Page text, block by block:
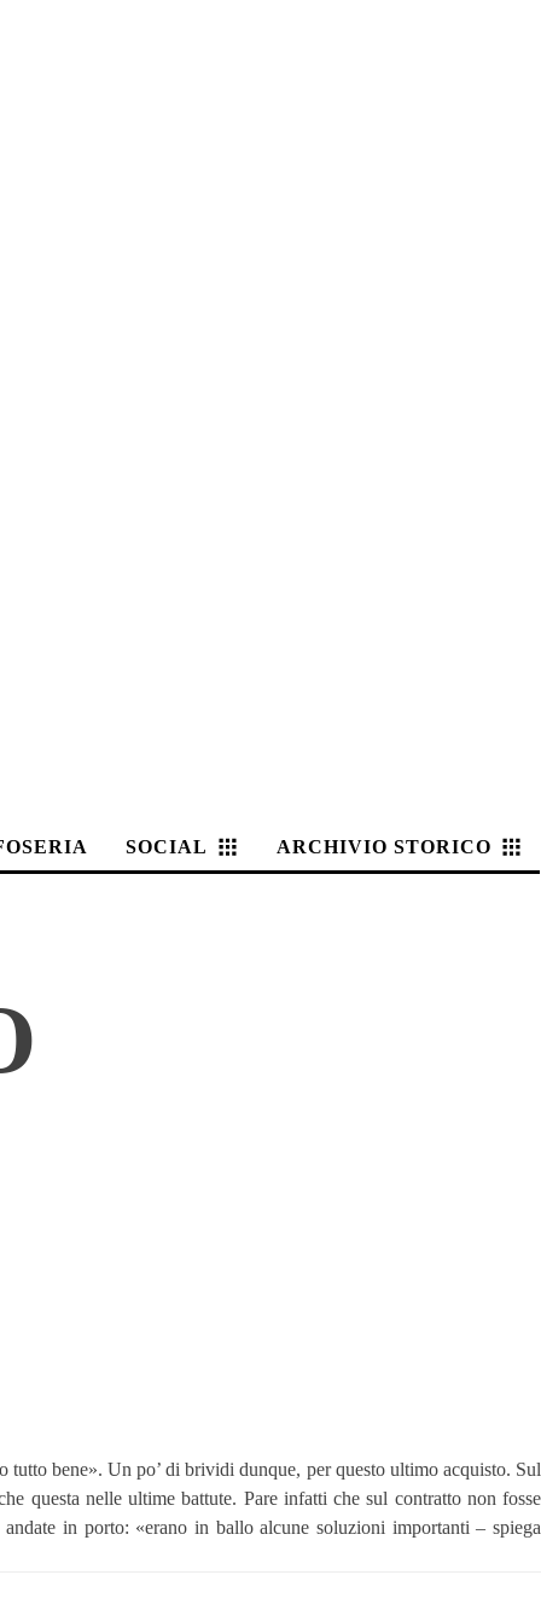
SOCIAL ARCHIVIO STORICO
bene». Un po’ di brividi dunque, per questo ultimo acquisto. Sul
questa nelle ultime battute. Pare infatti che sul contratto non fosse
in porto: «erano in ballo alcune soluzioni importanti – spiega